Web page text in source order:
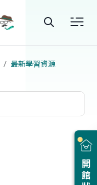
站
尋
最新學習資源